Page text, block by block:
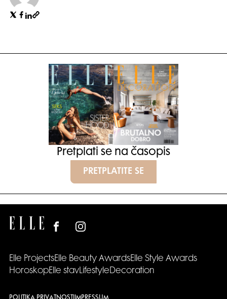
Pretplati se na časopis
PRETPLATITE SE
Elle ProjectsElle Beauty AwardsElle Style Awards
HoroskopElle stavLifestyleDecoration
POLITIKA PRIVATNOSTI IMPRESSUM